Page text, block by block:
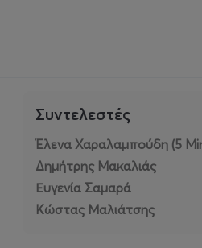
Συντελεστές
Έλενα Χαραλαμπούδη (5
Δημήτρης Μακαλιάς
Ευγενία Σαμαρά
Κώστας Μαλιάτσης